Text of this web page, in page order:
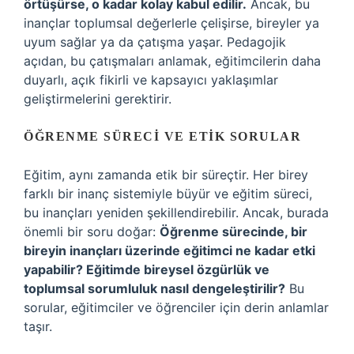
örtüşürse, o kadar kolay kabul edilir. Ancak, bu
inançlar toplumsal değerlerle çelişirse, bireyler ya
uyum sağlar ya da çatışma yaşar. Pedagojik
açıdan, bu çatışmaları anlamak, eğitimcilerin daha
duyarlı, açık fikirli ve kapsayıcı yaklaşımlar
geliştirmelerini gerektirir.
ÖĞRENME SÜRECI VE ETIK SORULAR
Eğitim, aynı zamanda etik bir süreçtir. Her birey
farklı bir inanç sistemiyle büyür ve eğitim süreci,
bu inançları yeniden şekillendirebilir. Ancak, burada
önemli bir soru doğar: Öğrenme sürecinde, bir
bireyin inançları üzerinde eğitimci ne kadar etki
yapabilir? Eğitimde bireysel özgürlük ve
toplumsal sorumluluk nasıl dengeleştirilir? Bu
sorular, eğitimciler ve öğrenciler için derin anlamlar
taşır.